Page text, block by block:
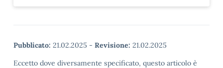
Pubblicato: 21.02.2025 - Revisione: 21.02.2025
Eccetto dove diversamente specificato, questo articolo è